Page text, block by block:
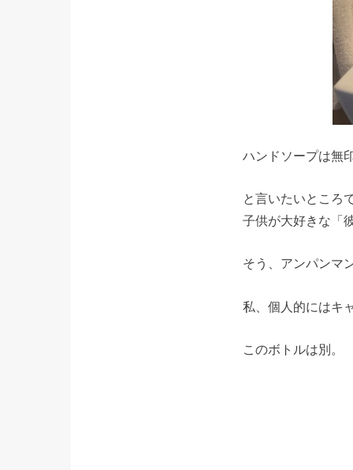
ハンドソープは無
と言いたいところ
子供が大好きな「
そう、アンパンマ
私、個人的にはキ
このボトルは別。